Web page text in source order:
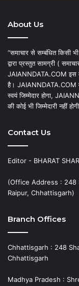
About Us
“समाचार से सम्बंधित किसी
द्वारा प्रस्तुत सामग्री (
JAIANNDATA.COM इस
है। JAIANNDATA.COM में
स्वयं जिम्मेदार होगा,
की कोई भी जिम्मेदारी नहीं
Contact Us
Editor - BHARAT
(Office Address : 248
Raipur, Chhattisgarh)
Branch Offices
Chhattisgarh : 248
Chhattisgarh
Madhya Pradesh :